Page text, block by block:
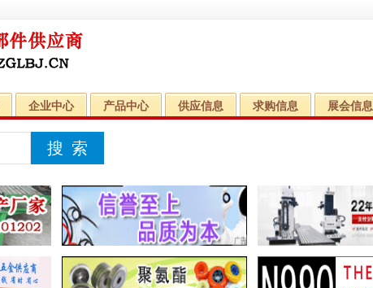
企业中心 产品中心 供应信息 求购信息 展会信息